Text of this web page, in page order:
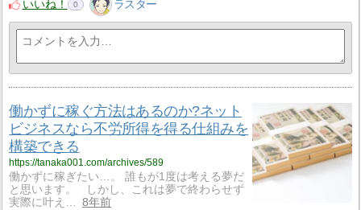
いいね！
0 ラスター
働かずに稼ぐ方法はあるのか?ネット
ビジネスなら不労所得を得る仕組みを
構築できる
https://tanaka001.com/archives/589
働かずに稼ぎたい…。 誰もが1度は考える夢だ
と思います。 しかし、これは夢で終わらせず
実際に叶え…
8年前